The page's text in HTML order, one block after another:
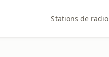
Stations de radio